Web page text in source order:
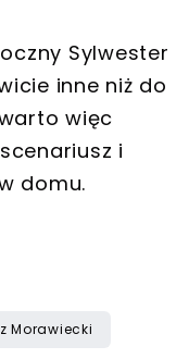
Sylwester
inne niż do
więc
i
domu.
Morawiecki